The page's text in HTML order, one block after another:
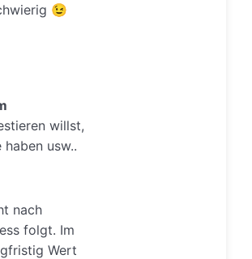
😉
willst,
usw..
nach
folgt. Im
Wert